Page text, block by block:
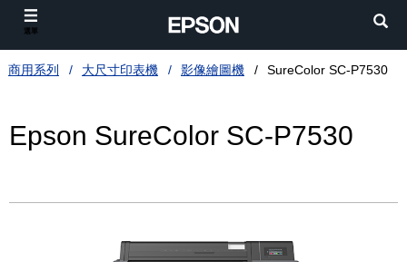
商用系列 大尺寸印表機 影像繪圖機 SureColor SC-P7530
Epson SureColor SC-P7530